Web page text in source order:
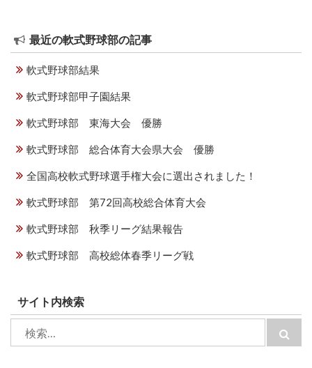
ン 最近の軟式野球部の記事
軟式野球部結果
軟式野球部甲子園結果
軟式野球部 東海大会 優勝
軟式野球部 総合体育大会県大会 優勝
全国高校軟式野球選手権大会に選出されました！
軟式野球部 第72回高校総合体育大会
軟式野球部 秋季リーグ結果報告
軟式野球部 高校総体春季リーグ戦
サイト内検索
索:
索